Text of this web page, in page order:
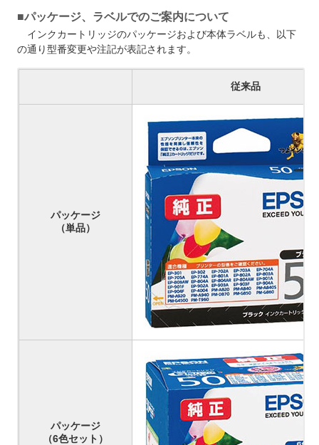
■パッケージ、ラベルでのご案内について
インクカートリッジのパッケージおよび本体ラベルも、以下
の通り型番変更や注記が表記されます。
従来品
パッケージ
（単品）
パッケージ
（6色セット）